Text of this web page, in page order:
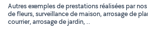
Autres exemples de prestations réalisées par
de fleurs, surveillance de maison, arrosage de
courrier, arrosage de jardin, ..